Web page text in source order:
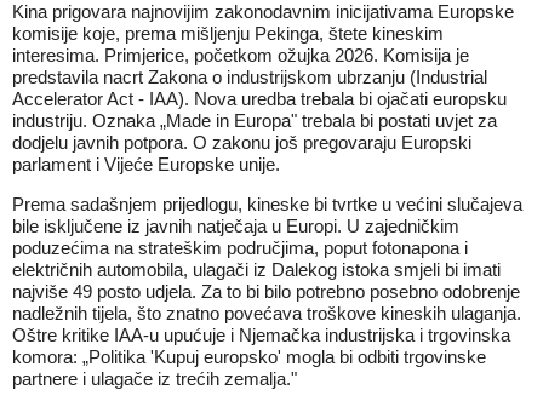
Kina prigovara najnovijim zakonodavnim inicijativama Europske
komisije koje, prema mišljenju Pekinga, štete kineskim
interesima. Primjerice, početkom ožujka 2026. Komisija je
predstavila nacrt Zakona o industrijskom ubrzanju (Industrial
Accelerator Act - IAA). Nova uredba trebala bi ojačati europsku
industriju. Oznaka „Made in Europa" trebala bi postati uvjet za
dodjelu javnih potpora. O zakonu još pregovaraju Europski
parlament i Vijeće Europske unije.
Prema sadašnjem prijedlogu, kineske bi tvrtke u većini slučajeva
bile isključene iz javnih natječaja u Europi. U zajedničkim
poduzećima na strateškim područjima, poput fotonapona i
električnih automobila, ulagači iz Dalekog istoka smjeli bi imati
najviše 49 posto udjela. Za to bi bilo potrebno posebno odobrenje
nadležnih tijela, što znatno povećava troškove kineskih ulaganja.
Oštre kritike IAA-u upućuje i Njemačka industrijska i trgovinska
komora: „Politika 'Kupuj europsko' mogla bi odbiti trgovinske
partnere i ulagače iz trećih zemalja."